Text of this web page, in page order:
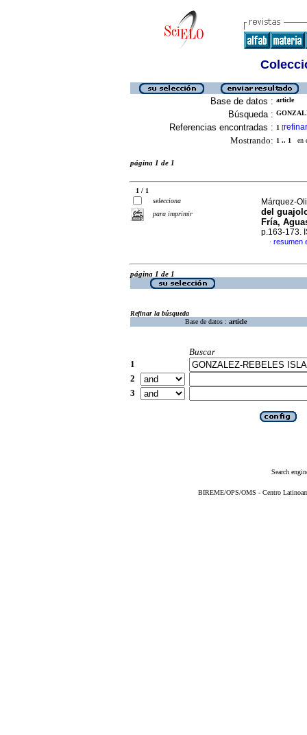
Base de datos : article
Búsqueda :
Referencias encontradas : 1 [refinar
Mostrando: 1 .. 1 en
página 1 de 1
1 / 1
selecciona
para imprimir
Márquez-
del
Fría,
p.163-173.
· resumen
página 1 de 1
Refinar la búsqueda
Base de datos : article
Buscar
1
2
3
Search
BIREME/OPS/OMS - Centro